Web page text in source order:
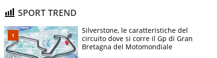
SPORT TREND
Silverstone, le caratteristiche del
circuito dove si corre il Gp di Gran
Bretagna del Motomondiale